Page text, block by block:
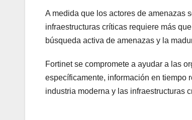
A medida que los actores de amenazas
infraestructuras críticas requiere más
búsqueda activa de amenazas y la
Fortinet se compromete a ayudar a las
específicamente, información en tiempo
industria moderna y las infraestructuras